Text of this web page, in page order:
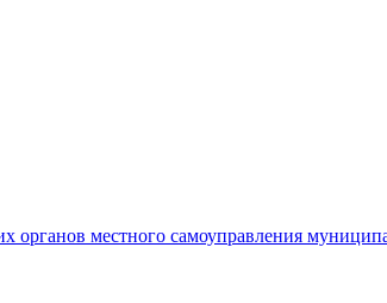
местного самоуправления